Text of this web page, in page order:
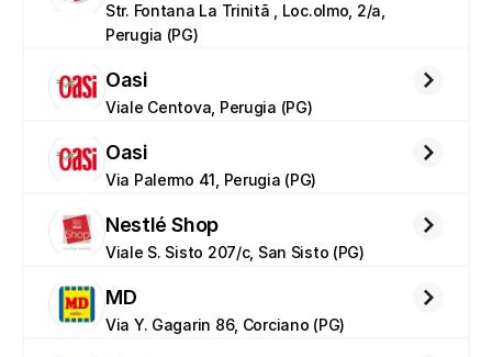
Str. Fontana La Trinitã , Loc.olmo, 2/a,
Perugia (PG)
Oasi
Viale Centova, Perugia (PG)
Oasi
Via Palermo 41, Perugia (PG)
Nestlé Shop
Viale S. Sisto 207/c, San Sisto (PG)
MD
Via Y. Gagarin 86, Corciano (PG)